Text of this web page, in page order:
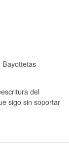
Bayottetas
del
sigo sin soportar